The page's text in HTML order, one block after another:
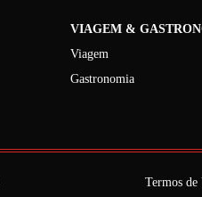
VIAGEM &
Viagem
Gastronomia
Termos de